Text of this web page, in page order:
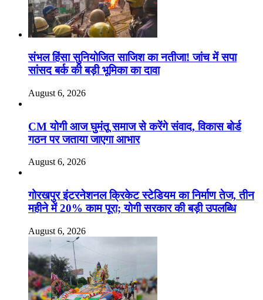
संभल हिंसा सुनियोजित साजिश का नतीजा! जांच में सपा
सांसद बर्क की बड़ी भूमिका का दावा
August 6, 2026
CM योगी आज घुमंतू समाज से करेंगे संवाद, विकास बोर्ड
गठन पर जताया जाएगा आभार
August 6, 2026
गोरखपुर इंटरनेशनल क्रिकेट स्टेडियम का निर्माण तेज, तीन
महीने में 20% काम पूरा; योगी सरकार की बड़ी उपलब्धि
August 6, 2026